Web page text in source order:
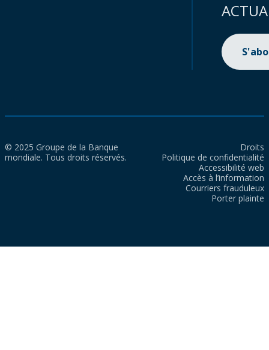
© 2025 Groupe de la Banque
mondiale. Tous droits réservés.
Droits
Politique de confidentialité
Accessibilité web
Accès à l’information
Courriers frauduleux
Porter plainte